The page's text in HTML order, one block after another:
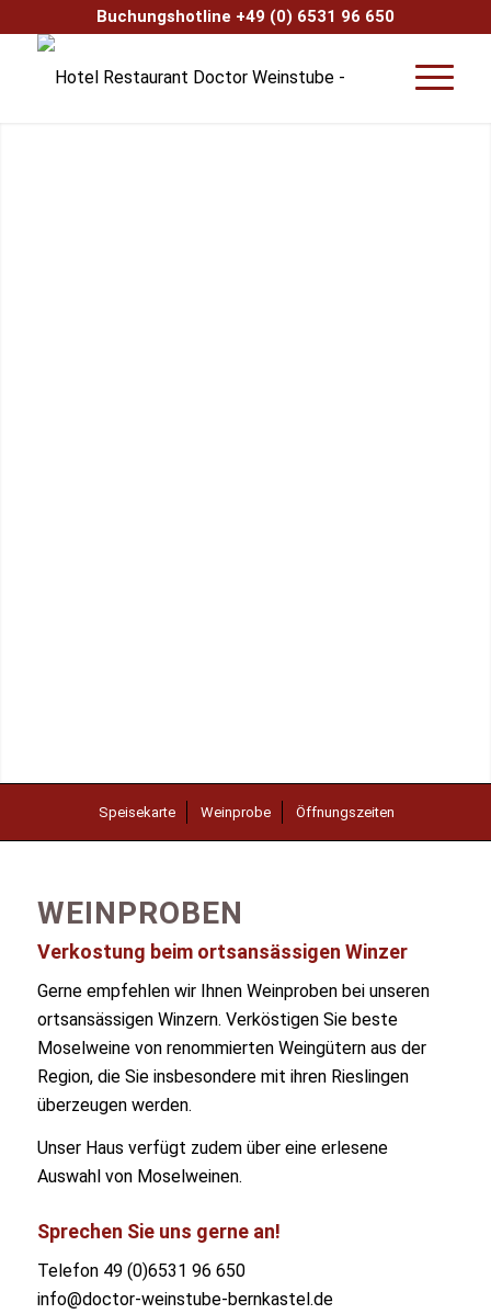
Buchungshotline +49 (0) 6531 96 650
Speisekarte Weinprobe Öffnungszeiten
WEINPROBEN
Verkostung beim ortsansässigen Winzer
Gerne empfehlen wir Ihnen Weinproben bei unseren
ortsansässigen Winzern. Verköstigen Sie beste
Moselweine von renommierten Weingütern aus der
Region, die Sie insbesondere mit ihren Rieslingen
überzeugen werden.
Unser Haus verfügt zudem über eine erlesene
Auswahl von Moselweinen.
Sprechen Sie uns gerne an!
Telefon 49 (0)6531 96 650
info@doctor-weinstube-bernkastel.de